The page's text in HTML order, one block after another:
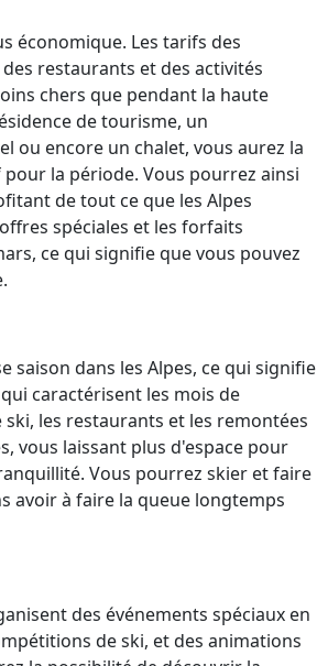
économique. Les tarifs des
restaurants et des activités
chers que pendant la haute
de tourisme, un
ou encore un chalet, vous aurez la
la période. Vous pourrez ainsi
de tout ce que les Alpes
spéciales et les forfaits
ce qui signifie que vous pouvez
saison dans les Alpes, ce qui signifie
caractérisent les mois de
les restaurants et les remontées
vous laissant plus d'espace pour
Vous pourrez skier et faire
avoir à faire la queue longtemps
des événements spéciaux en
de ski, et des animations